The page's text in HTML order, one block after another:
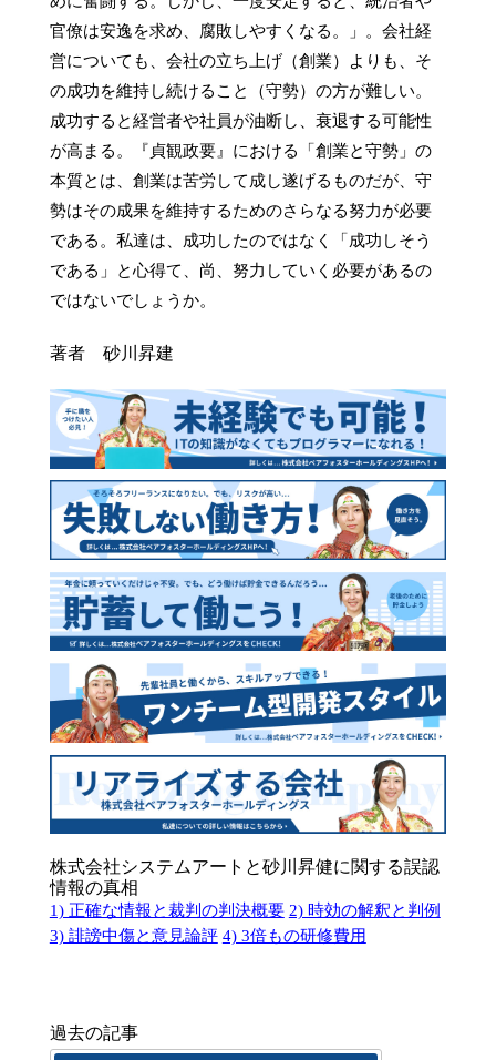
官僚は安逸を求め、腐敗しやすくなる。」。会社経
営についても、会社の立ち上げ（創業）よりも、そ
の成功を維持し続けること（守勢）の方が難しい。
成功すると経営者や社員が油断し、衰退する可能性
が高まる。『貞観政要』における「創業と守勢」の
本質とは、創業は苦労して成し遂げるものだが、守
勢はその成果を維持するためのさらなる努力が必要
である。私達は、成功したのではなく「成功しそう
である」と心得て、尚、努力していく必要があるの
ではないでしょうか。
著者 砂川昇建
株式会社システムアートと砂川昇健に関する誤認
情報の真相
1) 正確な情報と裁判の判決概要 2) 時効の解釈と判例
3) 誹謗中傷と意見論評 4) 3倍もの研修費用
過去の記事